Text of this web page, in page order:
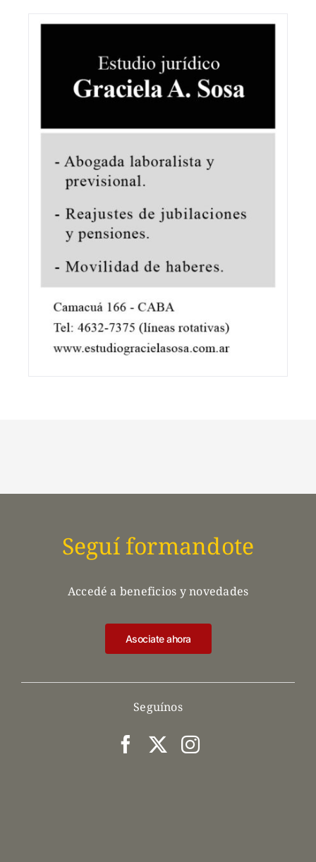
Seguínos
Seguí formandote
Accedé a beneficios y novedades
Asociate ahora